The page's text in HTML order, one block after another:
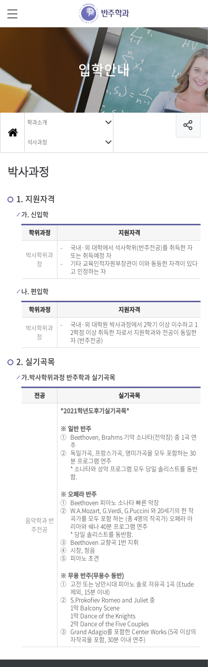
입학안내
학과소개
석사과정
박사과정
1. 지원자격
가. 신입학
학위과정 지원자격
박사학위과
정
-
국내·외 대학에서 석사학위(반주전공)를 취득한 자
또는 취득예정 자
-
기타 교육인적자원부장관이 이와 동등한 자격이 있다
고 인정하는 자
나. 편입학
학위과정 지원자격
박사학위과
정
-
국내·외 대학원 박사과정에서 2학기 이상 이수하고 1
2학점 이상 취득한 자로서 지원학과와 전공이 동일한
자 (반주전공)
2. 실기곡목
가.박사학위과정 반주학과 실기곡목
전공 실기곡목
음악학과 반
주전공
*2021학년도후기실기곡목*
※ 일반 반주
① Beethoven, Brahms 기악 소나타(전악장) 중 1곡 연
주
② 독일가곡, 프랑스가곡, 영미가곡을 모두 포함하는 30
분 프로그램 연주
* 소나타와 성악 프로그램 모두 당일 솔리스트를 동반
함.
※ 오페라 반주
① Beethoven 피아노 소나타 빠른 악장
② W.A.Mozart, G.Verdi, G.Puccini 와 20세기의 한 작
곡가를 모두 포함 하는 (총 4명의 작곡가) 오페라 아
리아와 쉐나 40분 프로그램 연주
* 당일 솔리스트를 동반함.
③ Beethoven 교향곡 1번 지휘
④ 시창, 청음
⑤ 피아노 초견
※ 무용 반주(무용수 동반)
① 고전 또는 낭만시대 피아노 솔로 자유곡 1곡 (Etude
제외, 15분 이내)
② S.Prokofiev Romeo and Juliet 중
1막 Balcony Scene
1막 Dance of the Knights
2막 Dance of the Five Couples
③ Grand Adagio를 포함한 Center Works (5곡 이상의
자작곡을 포함, 30분 이내 연주)